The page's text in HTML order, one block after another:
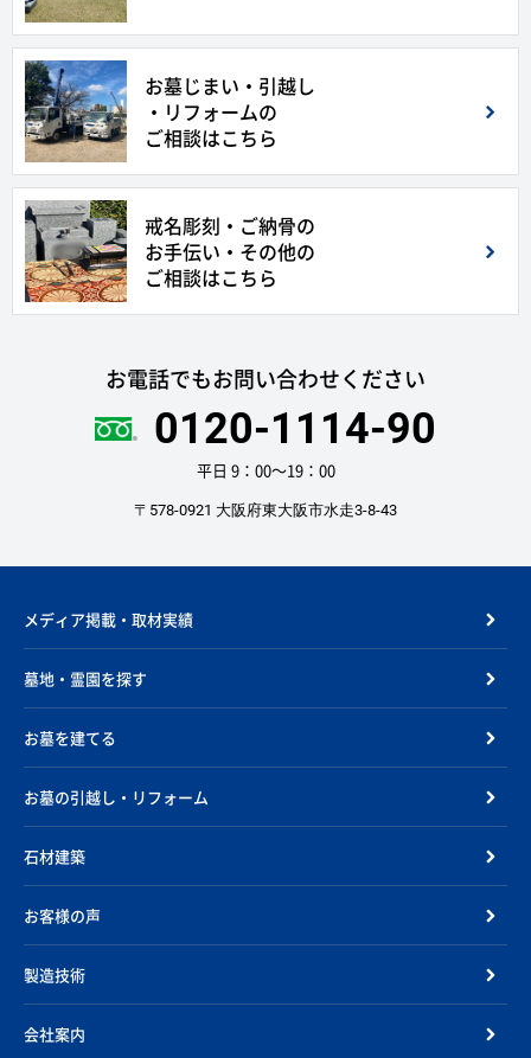
お墓じまい・引越し
・リフォームの
ご相談はこちら
戒名彫刻・ご納骨の
お手伝い・その他の
ご相談はこちら
お電話でもお問い合わせください
0120-1114-90
平日 9：00〜19：00
〒578-0921 大阪府東大阪市水走3-8-43
メディア掲載・取材実績
墓地・霊園を探す
お墓を建てる
お墓の引越し・リフォーム
石材建築
お客様の声
製造技術
会社案内